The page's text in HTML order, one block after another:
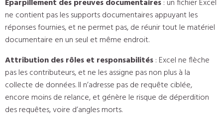
Eparpillement des preuves documentaires: un fichier Excel
ne contient pas les supports documentaires appuyant les
réponses fournies, et ne permet pas, de réunir tout le matériel
documentaire en un seul et même endroit.
Attribution des rôles et responsabilités: Excel ne flèche
pas les contributeurs, et ne les assigne pas non plus à la
collecte de données. Il n’adresse pas de requête ciblée,
encore moins de relance, et génère le risque de déperdition
des requêtes, voire d’angles morts.